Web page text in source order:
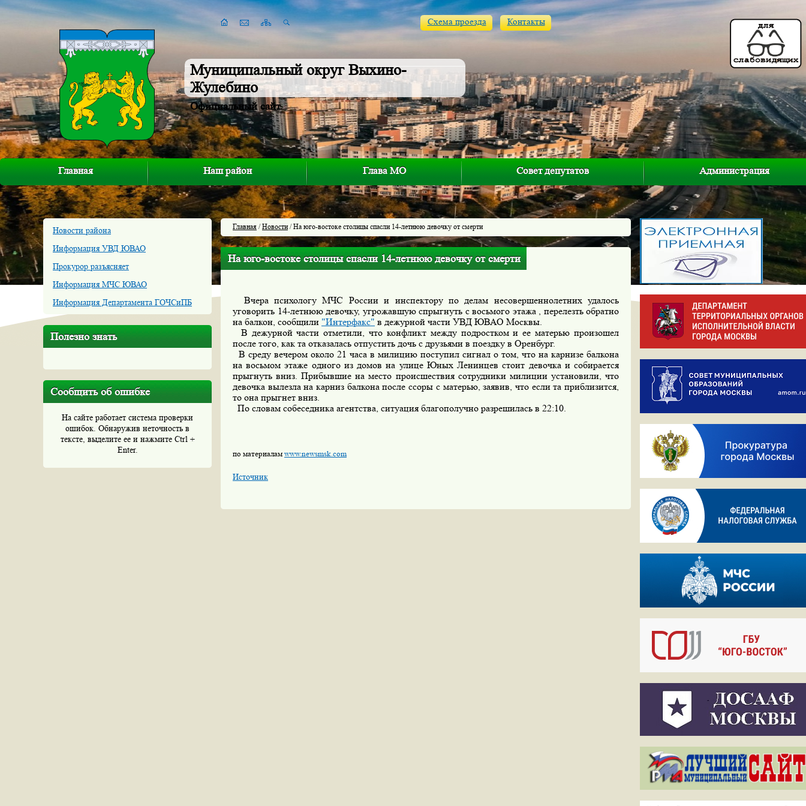
Муниципальный округ Выхино-
Жулебино
Официальный сайт
Схема проезда Контакты
Главная Наш район Глава МО Совет депутатов Администрация
Новости района
Информация УВД ЮВАО
Прокурор разъясняет
Информация МЧС ЮВАО
Информация Департамента ГОЧСиПБ
Полезно знать
Сообщить об ошибке
На сайте работает система проверки
ошибок. Обнаружив неточность в
тексте, выделите ее и нажмите Ctrl +
Enter.
Главная /Новости/ На юго-востоке столицы спасли 14-летнюю девочку от смерти
На юго-востоке столицы спасли 14-летнюю девочку от смерти
Вчера психологу МЧС России и инспектору по делам несовершеннолетних удалось
уговорить 14-летнюю девочку, угрожавшую спрыгнуть с восьмого этажа , перелезть обратно
на балкон, сообщили "Интерфакс" в дежурной части УВД ЮВАО Москвы.
В дежурной части отметили, что конфликт между подростком и ее матерью произошел
после того, как та отказалась отпустить дочь с друзьями в поездку в Оренбург.
В среду вечером около 21 часа в милицию поступил сигнал о том, что на карнизе балкона
на восьмом этаже одного из домов на улице Юных Ленинцев стоит девочка и собирается
прыгнуть вниз. Прибывшие на место происшествия сотрудники милиции установили, что
девочка вылезла на карниз балкона после ссоры с матерью, заявив, что если та приблизится,
то она прыгнет вниз.
По словам собеседника агентства, ситуация благополучно разрешилась в 22:10.
по материалам www.newsmsk.com
Источник